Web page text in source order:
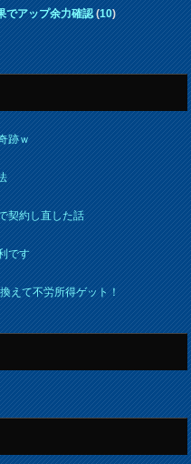
でアップ余力確認(10)
跡ｗ
契約し直した話
です
えて不労所得ゲット！